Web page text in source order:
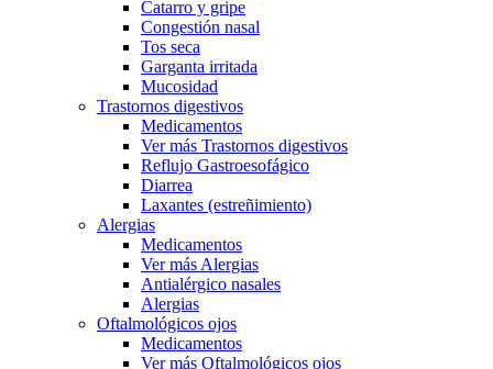
Catarro y gripe
Congestión nasal
Tos seca
Garganta irritada
Mucosidad
Trastornos digestivos
Medicamentos
Ver más Trastornos digestivos
Reflujo Gastroesofágico
Diarrea
Laxantes (estreñimiento)
Alergias
Medicamentos
Ver más Alergias
Antialérgico nasales
Alergias
Oftalmológicos ojos
Medicamentos
Ver más Oftalmológicos ojos